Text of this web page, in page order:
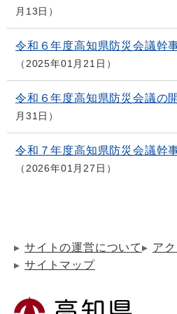
月13日
令和６年度高知県防災会議幹
2025年01月21日
令和６年度高知県防災会議の
月31日
令和７年度高知県防災会議幹
2026年01月27日
サイトの運営について
ア
サイトマップ